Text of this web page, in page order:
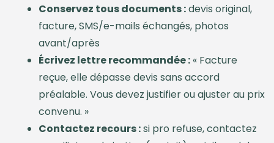
Conservez tous documents :devis original,
facture, SMS/e-mails échangés, photos
avant/après
Écrivez lettre recommandée : « Facture
reçue, elle dépasse devis sans accord
préalable. Vous devez justifier ou ajuster au prix
convenu. »
Contactez recours :si pro refuse, contactez